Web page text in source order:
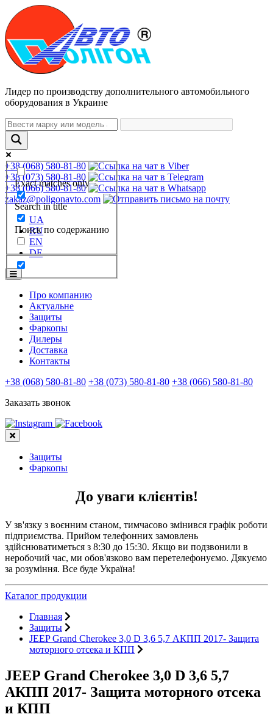
Лидер по производству дополнительного автомобильного
оборудования в Украине
Exact matches only
Search in title
Поиск по содержанию
+38 (068) 580-81-80
+38 (073) 580-81-80
+38 (066) 580-81-80
zakaz@poligonavto.com
UA
RU
EN
DE
Про компанию
Актуальне
Защиты
Фаркопы
Дилеры
Доставка
Контакты
+38 (068) 580-81-80 +38 (073) 580-81-80 +38 (066) 580-81-80
Заказать звонок
Защиты
Фаркопы
До уваги клієнтів!
У зв'язку з воєнним станом, тимчасово змінився графік роботи
підприємства. Прийом телефонних замовлень
здійснюватиметься з 8:30 до 15:30. Якщо ви подзвонили в
неробочий час, ми обов'язково вам перетелефонуємо. Дякуємо
за розуміння. Все буде Україна!
Каталог продукции
Главная
Защиты
JEEP Grand Cherokee 3,0 D 3,6 5,7 АКПП 2017- Защита
моторного отсека и КПП
JEEP Grand Cherokee 3,0 D 3,6 5,7
АКПП 2017- Защита моторного отсека
и КПП